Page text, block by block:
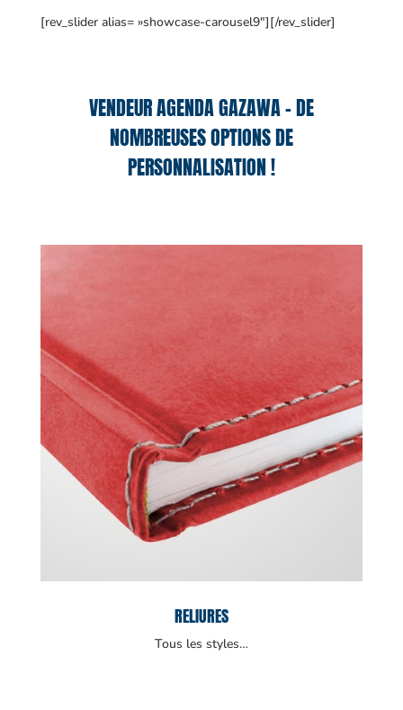
[rev_slider alias= »showcase-carousel9″][/rev_slider]
VENDEUR AGENDA GAZAWA – DE
NOMBREUSES OPTIONS DE
PERSONNALISATION !
RELIURES
Tous les styles…